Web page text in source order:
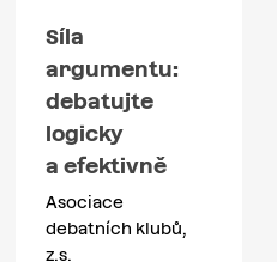
Síla
argumentu:
debatujte
logicky
a efektivně
Asociace
debatních klubů,
z.s.